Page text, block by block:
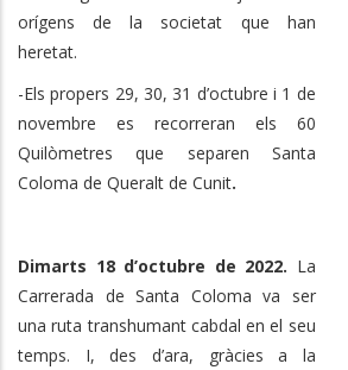
orígens de la societat que han
heretat.
-Els propers 29, 30, 31 d’octubre i 1 de
novembre es recorreran els 60
Quilòmetres que separen Santa
Coloma de Queralt de Cunit.
Dimarts 18 d’octubre de 2022. La
Carrerada de Santa Coloma va ser
una ruta transhumant cabdal en el seu
temps. I, des d’ara, gràcies a la